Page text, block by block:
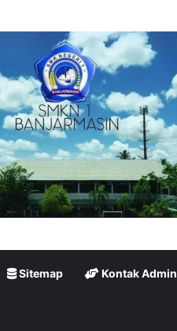
Sitemap Kontak Admin